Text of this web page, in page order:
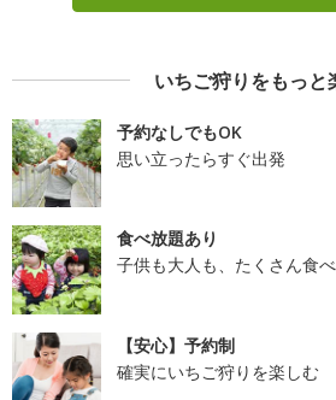
いちご狩りをもっと
予約なしでもOK
思い立ったらすぐ出発
食べ放題あり
子供も大人も、たくさん食
【安心】予約制
確実にいちご狩りを楽しむ